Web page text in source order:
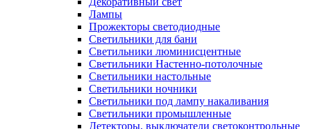
Лампы
Прожекторы светодиодные
Светильники для бани
Светильники люминисцентные
Светильники Настенно-потолочные
Светильники настольные
Светильники ночники
Светильники под лампу накаливания
Светильники промышленные
Детекторы, выключатели светоконтрольные